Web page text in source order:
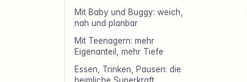
Mit Baby und Buggy: weich,
nah und planbar
Mit Teenagern: mehr
Eigenanteil, mehr Tiefe
Essen, Trinken, Pausen: die
heimliche Superkraft